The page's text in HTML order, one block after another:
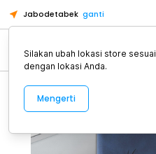
Jabodetabek ganti
Alat Kopi
Silakan ubah lokasi store sesuai
dengan lokasi Anda.
Mengerti